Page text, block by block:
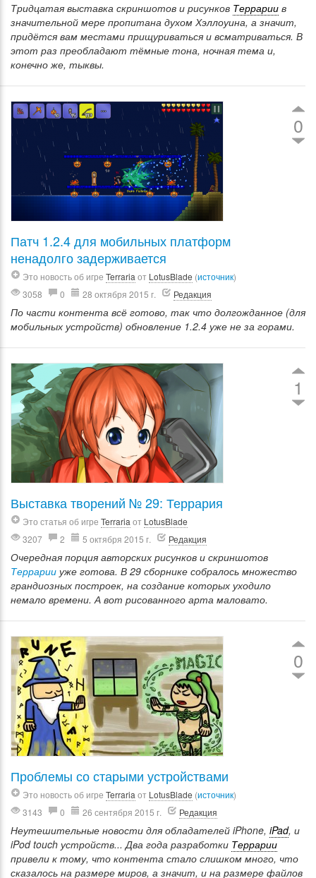
Тридцатая выставка скриншотов и рисунков Террарии в
значительной мере пропитана духом Хэллоуина, а значит,
придётся вам местами прищуриваться и всматриваться. В
этот раз преобладают тёмные тона, ночная тема и,
конечно же, тыквы.
0
Патч 1.2.4 для мобильных платформ
ненадолго задерживается
Это новость об игре Terraria от LotusBlade (источник)
3058
0 28 октября 2015 г. Редакция
По части контента всё готово, так что долгожданное (для
мобильных устройств) обновление 1.2.4 уже не за горами.
1
Выставка творений № 29: Террария
Это статья об игре Terraria от LotusBlade
3207
2 5 октября 2015 г. Редакция
Очередная порция авторских рисунков и скриншотов
Террарии уже готова. В 29 сборнике собралось множество
грандиозных построек, на создание которых уходило
немало времени. А вот рисованного арта маловато.
0
Проблемы со старыми устройствами
Это новость об игре Terraria от LotusBlade (источник)
3143
0 26 сентября 2015 г. Редакция
Неутешительные новости для обладателей iPhone, iPad, и
iPod touch устройств... Два года разработки Террарии
привели к тому, что контента стало слишком много, что
сказалось на размере миров, а значит, и на размере файлов